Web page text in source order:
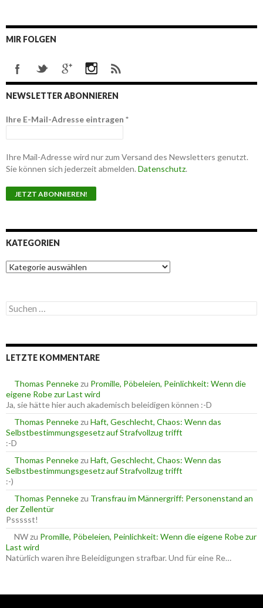
MIR FOLGEN
NEWSLETTER ABONNIEREN
Ihre E-Mail-Adresse eintragen *
Ihre Mail-Adresse wird nur zum Versand des Newsletters genutzt.
Sie können sich jederzeit abmelden. Datenschutz.
KATEGORIEN
K
a
g
o
n
S
u
e
n
c
h
:
LETZTE KOMMENTARE
Thomas Pennekezu Promille, Pöbeleien, Peinlichkeit: Wenn die
eigene Robe zur Last wird
Ja, sie hätte hier auch akademisch beleidigen können :-D
Thomas Pennekezu Haft, Geschlecht, Chaos: Wenn das
Selbstbestimmungsgesetz auf Strafvollzug trifft
:-D
Thomas Pennekezu Haft, Geschlecht, Chaos: Wenn das
Selbstbestimmungsgesetz auf Strafvollzug trifft
:-)
Thomas Pennekezu Transfrau im Männergriff: Personenstand an
der Zellentür
Pssssst!
NWzu Promille, Pöbeleien, Peinlichkeit: Wenn die eigene Robe zur
Last wird
Natürlich waren ihre Beleidigungen strafbar. Und für eine Re…